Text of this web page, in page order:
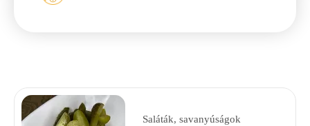
Saláták, savanyúságok